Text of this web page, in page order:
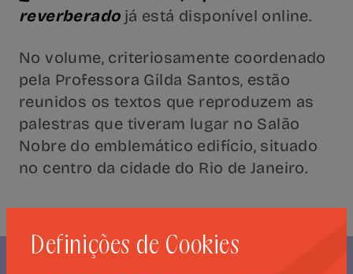
reverberadojá está disponível online.
No volume, criteriosamente coordenado
pela Professora Gilda Santos, estão
reunidos os textos que reproduzem as
palestras que tiveram lugar no Salão
Nobre do emblemático edifício, situado
no centro da cidade do Rio de Janeiro.
Definições de Cookies